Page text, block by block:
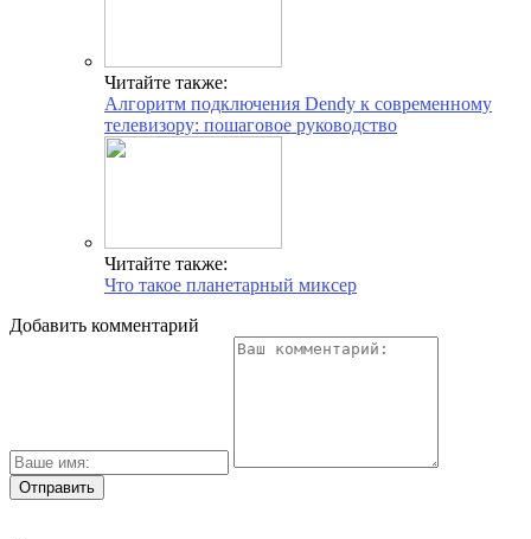
Читайте также:
Алгоритм подключения Dendy к современному
телевизору: пошаговое руководство
Читайте также:
Что такое планетарный миксер
Добавить комментарий